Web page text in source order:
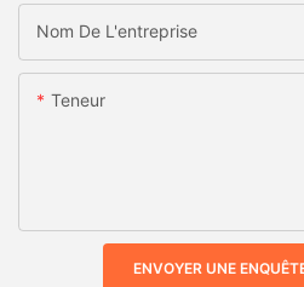
Nom De L'entreprise
Teneur
ENVOYER UNE